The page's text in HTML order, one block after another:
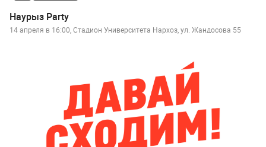
Наурыз Party
14 апреля в 16:00, Стадион Университета Нархоз, ул. Жандосова 55